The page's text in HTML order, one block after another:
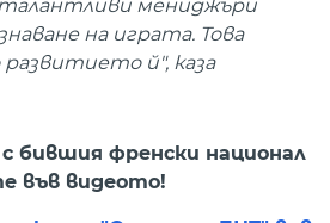
мениджъри
на играта. Това
развитието й", каза
бившия френски национал
във видеото!